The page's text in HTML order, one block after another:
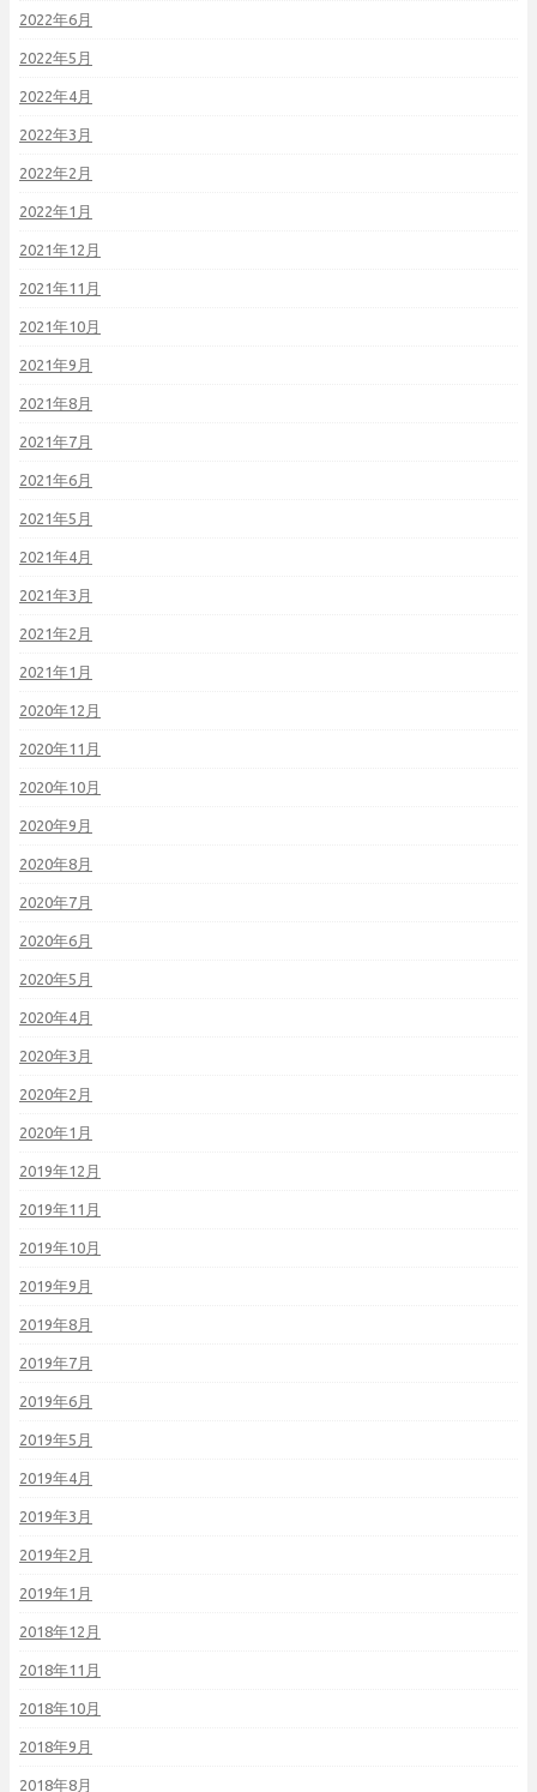
2022年6月
2022年5月
2022年4月
2022年3月
2022年2月
2022年1月
2021年12月
2021年11月
2021年10月
2021年9月
2021年8月
2021年7月
2021年6月
2021年5月
2021年4月
2021年3月
2021年2月
2021年1月
2020年12月
2020年11月
2020年10月
2020年9月
2020年8月
2020年7月
2020年6月
2020年5月
2020年4月
2020年3月
2020年2月
2020年1月
2019年12月
2019年11月
2019年10月
2019年9月
2019年8月
2019年7月
2019年6月
2019年5月
2019年4月
2019年3月
2019年2月
2019年1月
2018年12月
2018年11月
2018年10月
2018年9月
2018年8月